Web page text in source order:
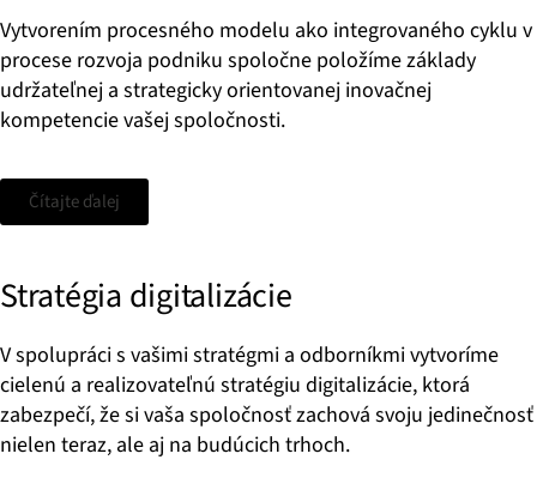
Vytvorením procesného modelu ako integrovaného cyklu v
procese rozvoja podniku spoločne položíme základy
udržateľnej a strategicky orientovanej inovačnej
kompetencie vašej spoločnosti.
Čítajte ďalej
Stratégia digitalizácie
V spolupráci s vašimi stratégmi a odborníkmi vytvoríme
cielenú a realizovateľnú stratégiu digitalizácie, ktorá
zabezpečí, že si vaša spoločnosť zachová svoju jedinečnosť
nielen teraz, ale aj na budúcich trhoch.